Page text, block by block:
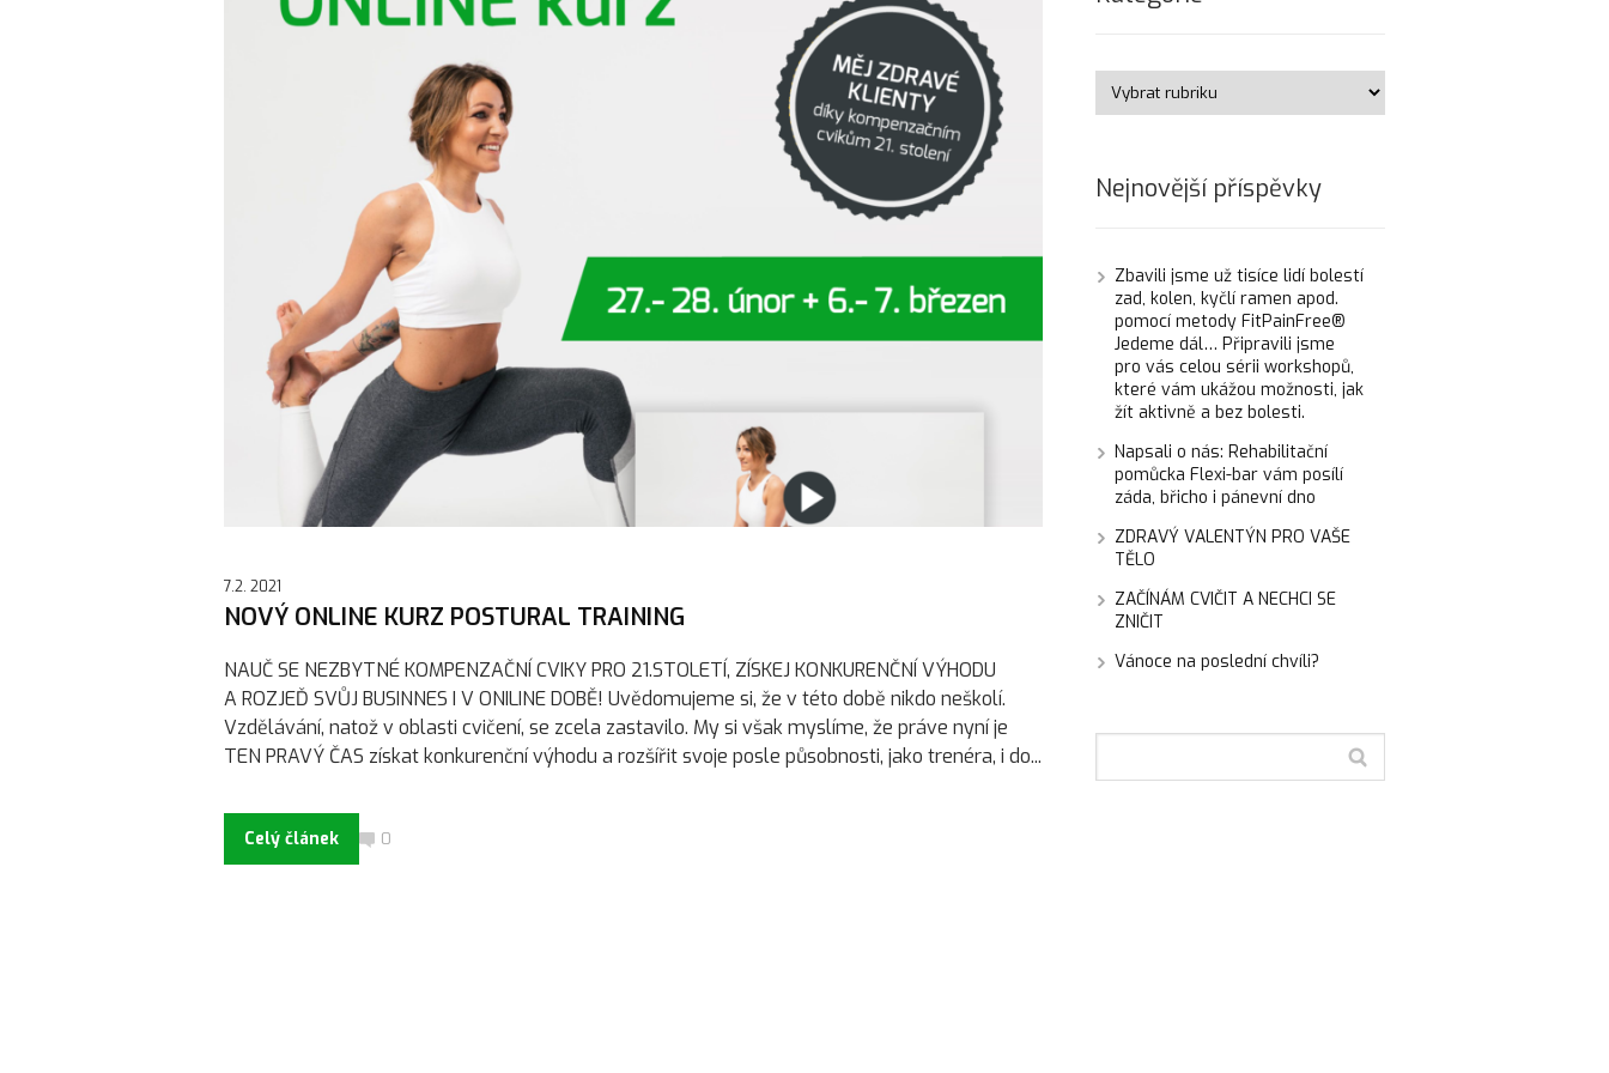
7.2. 2021
NOVÝ ONLINE KURZ POSTURAL TRAINING
NAUČ SE NEZBYTNÉ KOMPENZAČNÍ CVIKY PRO 21.STOLETÍ, ZÍSKEJ KONKURENČNÍ VÝHODU
A ROZJEĎ SVŮJ BUSINNES I V ONILINE DOBĚ! Uvědomujeme si, že v této době nikdo neškolí.
Vzdělávání, natož v oblasti cvičení, se zcela zastavilo. My si však myslíme, že práve nyní je
TEN PRAVÝ ČAS získat konkurenční výhodu a rozšířit svoje posle působnosti, jako trenéra, i do...
Celý článek 0
Nejnovější příspěvky
Zbavili jsme už tisíce lidí bolestí
zad, kolen, kyčlí ramen apod.
pomocí metody FitPainFree®
Jedeme dál… Připravili jsme
pro vás celou sérii workshopů,
které vám ukážou možnosti, jak
žít aktivně a bez bolesti.
Napsali o nás: Rehabilitační
pomůcka Flexi-bar vám posílí
záda, břicho i pánevní dno
ZDRAVÝ VALENTÝN PRO VAŠE
TĚLO
ZAČÍNÁM CVIČIT A NECHCI SE
ZNIČIT
Vánoce na poslední chvíli?